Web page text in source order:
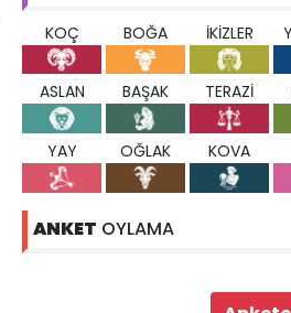
KOÇ BOĞA İKİZLER
ASLAN BAŞAK TERAZİ
YAY OĞLAK KOVA
ANKET OYLAMA